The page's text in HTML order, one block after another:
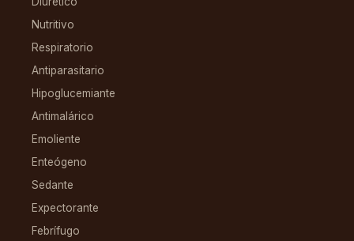
Nutritivo
Respiratorio
Antiparasitario
Hipoglucemiante
Antimalárico
Emoliente
Enteógeno
Sedante
Expectorante
Febrífugo